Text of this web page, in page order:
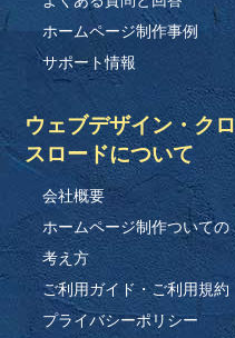
ホームページ制作事例
サポート情報
ウェブデザイン・クロ
スロードについて
会社概要
ホームページ制作ついての
考え方
ご利用ガイド・ご利用規約
プライバシーポリシー